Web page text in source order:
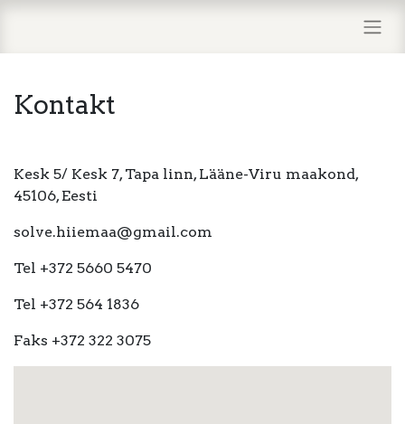
Kontakt
Kesk 5/ Kesk 7, Tapa linn, Lääne-Viru maakond,
45106, Eesti
solve.hiiemaa@gmail.com
Tel +372 5660 5470
Tel +372 564 1836
Faks +372 322 3075